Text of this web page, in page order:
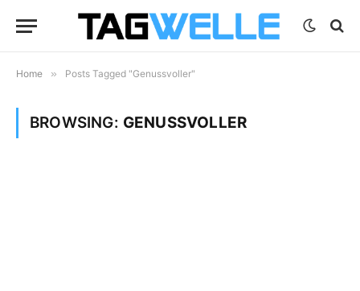
Home » Posts Tagged "Genussvoller"
BROWSING: GENUSSVOLLER